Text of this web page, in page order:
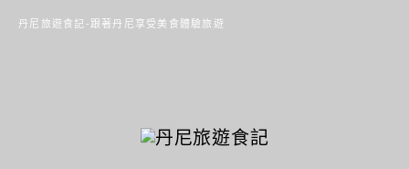
丹尼旅遊食記-跟著丹尼享受美食體驗旅遊